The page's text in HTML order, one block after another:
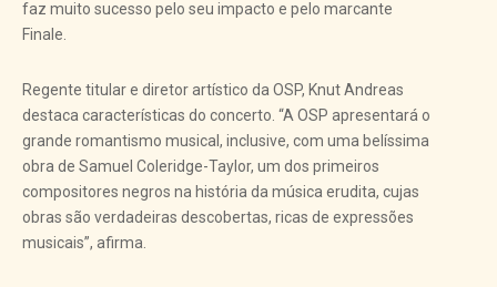
faz muito sucesso pelo seu impacto e pelo marcante
Finale.
Regente titular e diretor artístico da OSP, Knut Andreas
destaca características do concerto. “A OSP apresentará o
grande romantismo musical, inclusive, com uma belíssima
obra de Samuel Coleridge-Taylor, um dos primeiros
compositores negros na história da música erudita, cujas
obras são verdadeiras descobertas, ricas de expressões
musicais”, afirma.